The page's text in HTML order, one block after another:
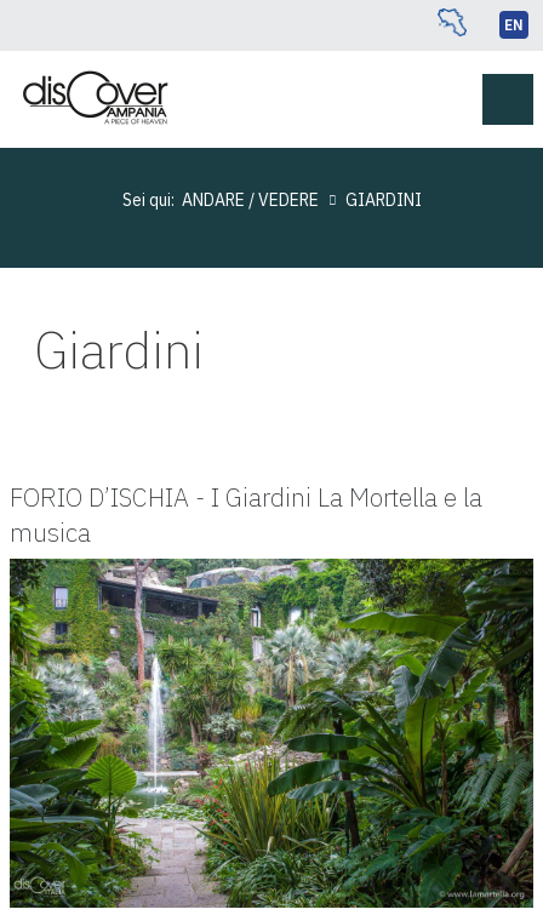
EN
Sei qui: ANDARE / VEDERE GIARDINI
Giardini
FORIO D’ISCHIA - I Giardini La Mortella e la
musica